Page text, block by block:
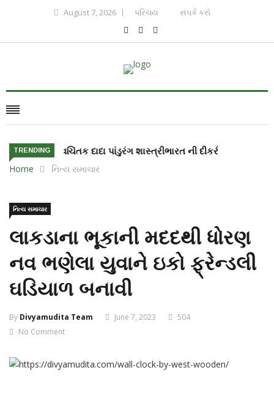
August 7, 2026 પરિચય સંપર્ક કરો
TRENDING ભારત ની દીકરી સિરિશા બાંદલા અંતરીક્ષ માં જશે
Home નિત્ય સમાચાર
નિત્ય સમાચાર
લાકડાના ભૂકાની મદદથી ધોરણ
નવ ભણેલા યુવાને ઇકો ફ્રેન્ડલી
ઘડિયાળ બનાવી
By Divyamudita Team June 7, 2023
504
No Comment